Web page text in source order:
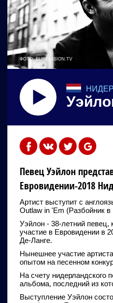
ФОТО: EUROVISION.TV
Певец Уэйлон
Евровидении-2018
Артист выступит с
Outlaw in 'Em (Разбойник в
Уэйлон - 38-летний певец,
участие в Евровидении в
Де-Ланге.
Нынешнее участие
опытом на песенном
На счету нидерландского
альбома, последний из
Выступление Уэйлон